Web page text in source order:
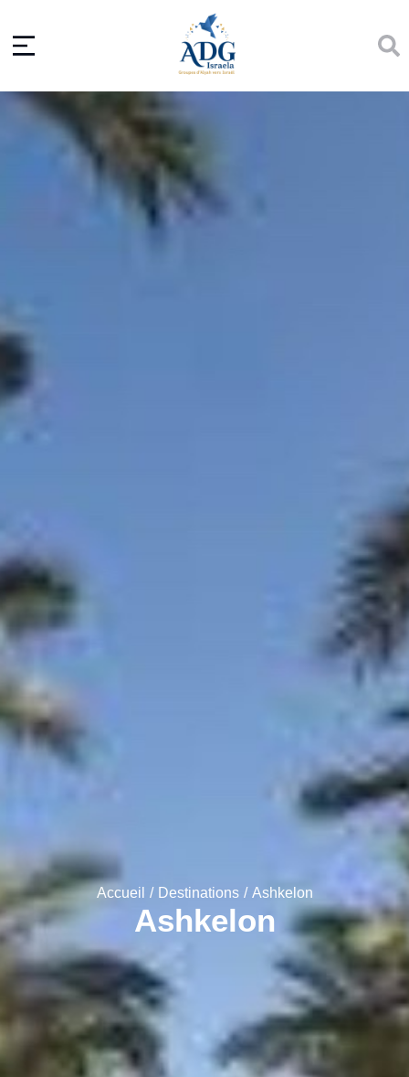
Vous êtes ici : Accueil Destinations Ashkelon
Ashkelon